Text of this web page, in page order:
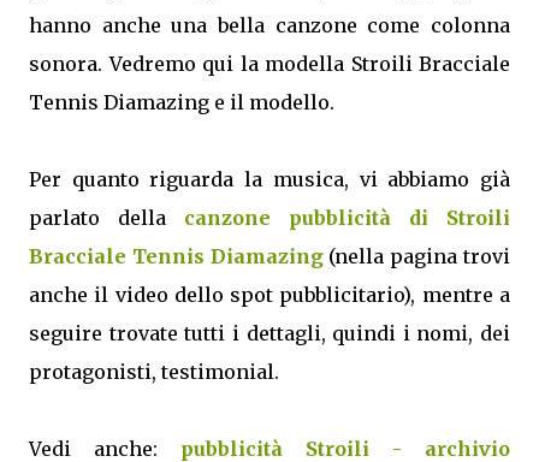
hanno anche una bella canzone come colonna
sonora. Vedremo qui la modella Stroili Bracciale
Tennis Diamazing e il modello.
Per quanto riguarda la musica, vi abbiamo già
parlato della canzone pubblicità di Stroili
Bracciale Tennis Diamazing(nella pagina trovi
anche il video dello spot pubblicitario), mentre a
seguire trovate tutti i dettagli, quindi i nomi, dei
protagonisti, testimonial.
Vedi anche: pubblicità Stroili - archivio